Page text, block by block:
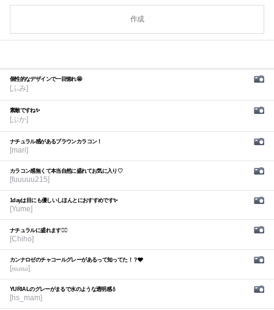
作成
個性的なデザインで一目惚れ🤩
[ふみ]
素敵ですね✨
[ぷか]
ナチュラル感があるブラウンカラコン！
[mari]
カラコン感無くて本当自然に盛れてお気に入り♡
[fuuuuu215]
1dayは目にも優しいしほんとにおすすめです✨
[Yume]
ナチュラルに盛れます🙆‍♀️
[Chiho]
カンナロゼのチャコールグレーがあるって知ってた！？🩶
[𝑚𝑎𝑛𝑎]
YURIALのグレーがまるで水のような透明感💧
[hs_mam]